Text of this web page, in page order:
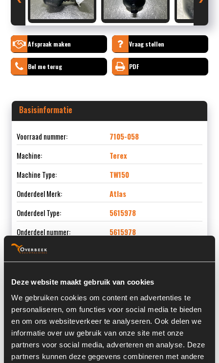
Deze website maakt gebruik van cookies
We gebruiken cookies om content en advertenties te
personaliseren, om functies voor social media te bieden
en om ons websiteverkeer te analyseren. Ook delen we
informatie over uw gebruik van onze site met onze
partners voor social media, adverteren en analyse. Deze
partners kunnen deze gegevens combineren met andere
Afspraak maken Vraag stellen
Bel me terug PDF
Basisinformatie
Voorraad nummer:
7105-058
Machine:
Terex
Machine Type:
TW150
Onderdeel Merk:
Atlas
Onderdeel Type:
5615978
Onderdeel nummer:
5615978
Informatie
Locatie:
4E10
Past op de volgende machines:
Terex TW 150
Land:
Nederland